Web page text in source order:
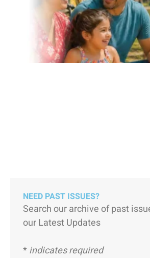
NEED PAST ISSUES?
Search our archive of past
our Latest Updates
*indicates required